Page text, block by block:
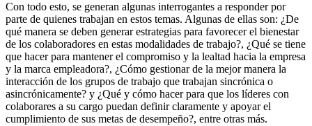
Con todo esto, se generan algunas interrogantes a responder por
parte de quienes trabajan en estos temas. Algunas de ellas son: ¿De
qué manera se deben generar estrategias para favorecer el bienestar
de los colaboradores en estas modalidades de trabajo?, ¿Qué se tiene
que hacer para mantener el compromiso y la lealtad hacia la empresa
y la marca empleadora?, ¿Cómo gestionar de la mejor manera la
interacción de los grupos de trabajo que trabajan sincrónica o
asincrónicamente? y ¿Qué y cómo hacer para que los líderes con
colaborares a su cargo puedan definir claramente y apoyar el
cumplimiento de sus metas de desempeño?, entre otras más.